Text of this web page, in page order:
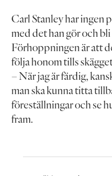
Carl Stanley har ingen
med det han gör och
Förhoppningen är att
följa honom tills
– När jag är färdig,
man ska kunna titta
föreställningar och se
fram.